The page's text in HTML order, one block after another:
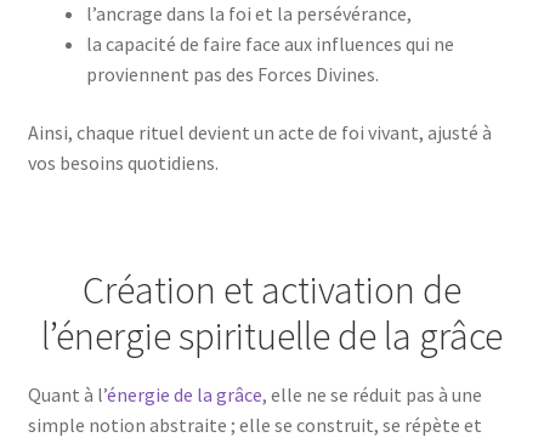
l’ancrage dans la foi et la persévérance,
la capacité de faire face aux influences qui ne
proviennent pas des Forces Divines.
Ainsi, chaque rituel devient un acte de foi vivant, ajusté à
vos besoins quotidiens.
Création et activation de
l’énergie spirituelle de la grâce
Quant à l’énergie de la grâce, elle ne se réduit pas à une
simple notion abstraite ; elle se construit, se répète et